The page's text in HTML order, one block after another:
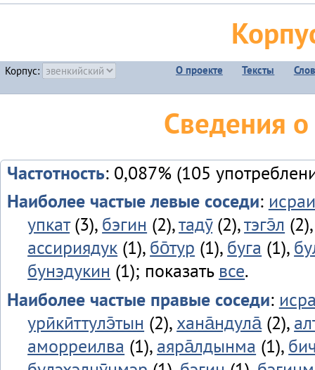
Корпус: О проекте Тексты
Сведения
Частотность: 0,087% (105
Наиболее частые левые соседи:
упкат(3), бэгин (2),тадӯ(2),тэгэ̄л
ассириядук (1), бо̄тур (1), буга (1),
бунэдукин (1); показать все.
Наиболее частые правые соседи:
урӣкӣттулэ̄тын (2), хана̄ндула̄(2),
аморреилва (1), аяра̄лдынма (1),